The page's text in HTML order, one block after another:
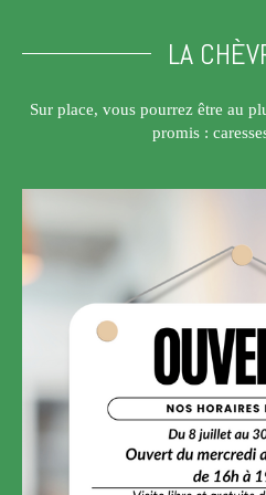
LA
Sur place, vous pourrez être au
promis :